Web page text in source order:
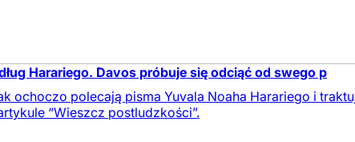
Harariego. Davos próbuje się odciąć od swego p
ochoczo polecają pisma Yuvala Noaha Harariego i
“Wieszcz postludzkości”.